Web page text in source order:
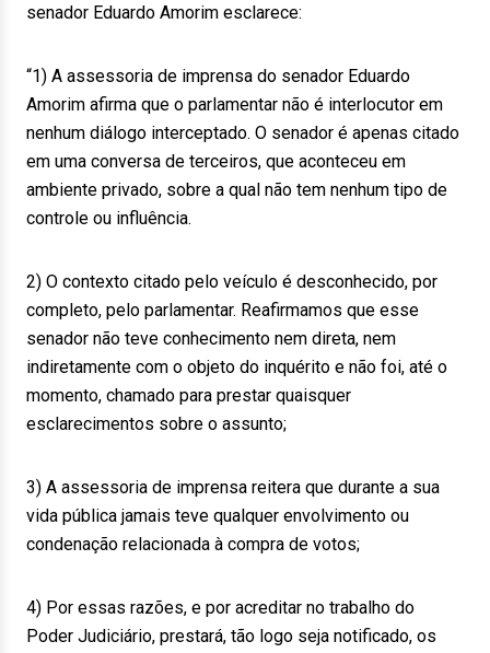
senador Eduardo Amorim esclarece:
“1) A assessoria de imprensa do senador Eduardo
Amorim afirma que o parlamentar não é interlocutor em
nenhum diálogo interceptado. O senador é apenas citado
em uma conversa de terceiros, que aconteceu em
ambiente privado, sobre a qual não tem nenhum tipo de
controle ou influência.
2) O contexto citado pelo veículo é desconhecido, por
completo, pelo parlamentar. Reafirmamos que esse
senador não teve conhecimento nem direta, nem
indiretamente com o objeto do inquérito e não foi, até o
momento, chamado para prestar quaisquer
esclarecimentos sobre o assunto;
3) A assessoria de imprensa reitera que durante a sua
vida pública jamais teve qualquer envolvimento ou
condenação relacionada à compra de votos;
4) Por essas razões, e por acreditar no trabalho do
Poder Judiciário, prestará, tão logo seja notificado, os